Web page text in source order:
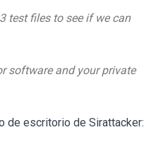
test files to see if we can
software and your private
de escritorio de Sirattacker: